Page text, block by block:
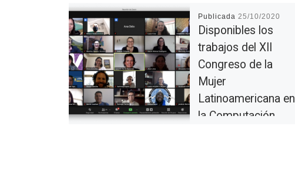
Publicada 25/10/2020
Disponibles los
trabajos del XII
Congreso de la
Mujer
Latinoamericana en
la Computación